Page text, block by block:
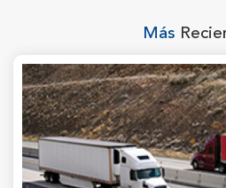
Más